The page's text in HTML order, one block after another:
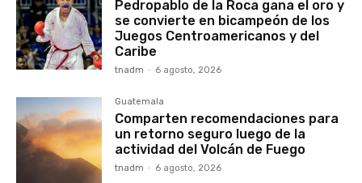
Pedropablo de la Roca gana el oro y
se convierte en bicampeón de los
Juegos Centroamericanos y del
Caribe
tnadm - 6 agosto, 2026
Guatemala
Comparten recomendaciones para
un retorno seguro luego de la
actividad del Volcán de Fuego
tnadm - 6 agosto, 2026